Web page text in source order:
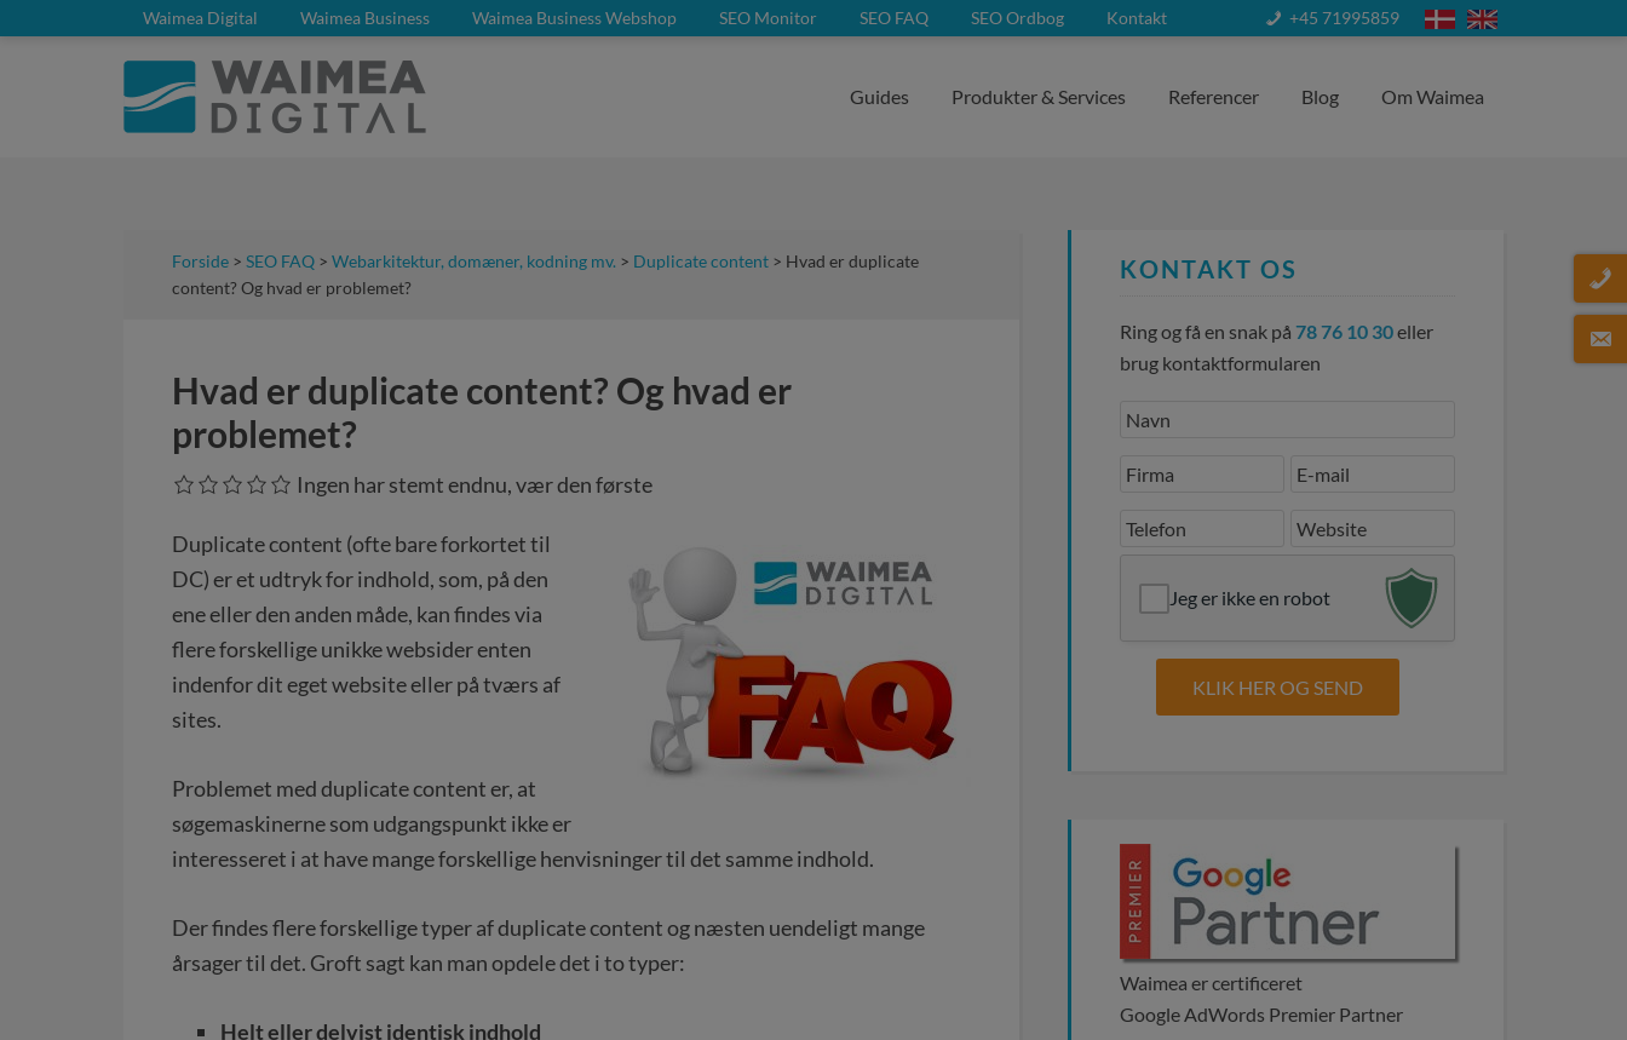
Waimea Digital Waimea Business Waimea Business Webshop SEO Monitor SEO FAQ SEO Ordbog Kontakt +45 71995859
Guides Produkter & Services Referencer Blog Om Waimea
Forside > SEO FAQ > Webarkitektur, domæner, kodning mv. > Duplicate content > Hvad er duplicate
content? Og hvad er problemet?
Hvad er duplicate content? Og hvad er
problemet?
Ingen har stemt endnu, vær den første
Duplicate content (ofte bare forkortet til
DC) er et udtryk for indhold, som, på den
ene eller den anden måde, kan findes via
flere forskellige unikke websider enten
indenfor dit eget website eller på tværs af
sites.
Problemet med duplicate content er, at
søgemaskinerne som udgangspunkt ikke er
interesseret i at have mange forskellige henvisninger til det samme indhold.
Der findes flere forskellige typer af duplicate content og næsten uendeligt mange
årsager til det. Groft sagt kan man opdele det i to typer:
Helt eller delvist identisk indhold
KONTAKT OS
Ring og få en snak på 78 76 10 30eller
brug kontaktformularen
Jeg er ikke en robot
Waimea er certificeret
Google AdWords Premier Partner